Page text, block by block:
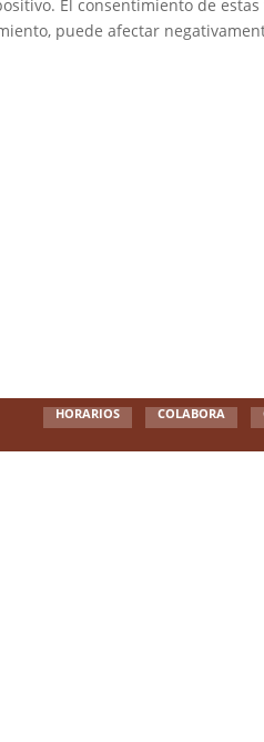
El consentimiento de
puede afectar
HORARIOS COLABORA